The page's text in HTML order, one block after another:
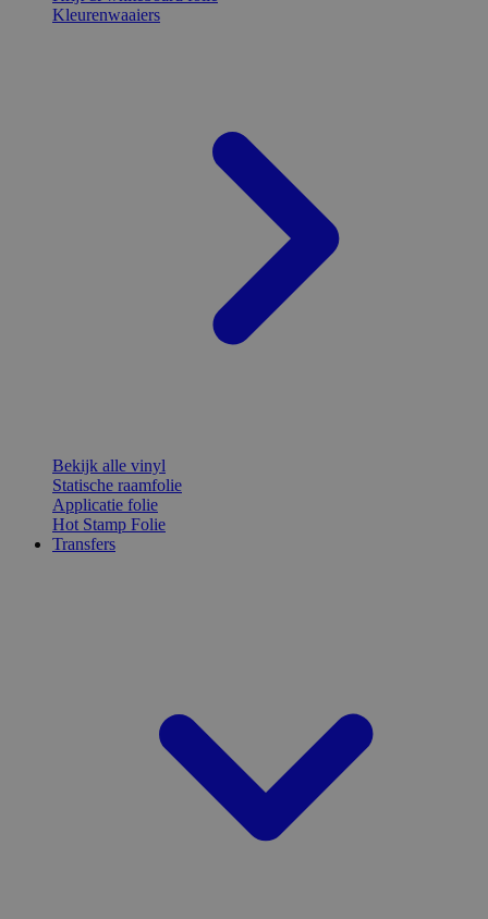
Kleurenwaaiers
Bekijk alle vinyl
Statische raamfolie
Applicatie folie
Hot Stamp Folie
Transfers